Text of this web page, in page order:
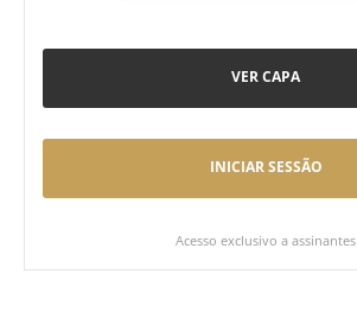
VER CAPA
INICIAR SESSÃO
Acesso exclusivo a assinantes